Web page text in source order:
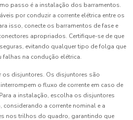
passo é a instalação dos barramentos.
por conduzir a corrente elétrica entre os
isso, conecte os barramentos de fase e
apropriados. Certifique-se de que
evitando qualquer tipo de folga que
na condução elétrica.
os disjuntores. Os disjuntores são
o fluxo de corrente em caso de
a instalação, escolha os disjuntores
a corrente nominal e a
nos trilhos do quadro, garantindo que